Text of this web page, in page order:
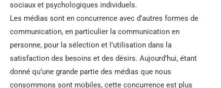
sociaux et psychologiques individuels.
Les médias sont en concurrence avec d’autres formes de
communication, en particulier la communication en
personne, pour la sélection et l’utilisation dans la
satisfaction des besoins et des désirs. Aujourd’hui, étant
donné qu’une grande partie des médias que nous
consommons sont mobiles, cette concurrence est plus